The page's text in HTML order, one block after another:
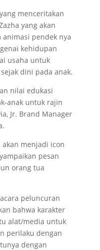
menceritakan
yang akan
pendek nya
kehidupan
usaha untuk
dini pada anak.
nilai edukasi
anak untuk rajin
Jr. Brand Manager
menjadi icon
pesan
orang tua
peluncuran
bahwa karakter
alat/media untuk
perilaku dengan
dengan